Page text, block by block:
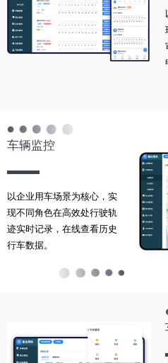
车辆监控
以企业用车场景为核心，实
现不同角色在高效处行驶轨
迹实时记录，在线查看历史
行车数据。